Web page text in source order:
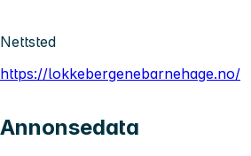
Nettsted
https://lokkebergenebarnehage.no/
Annonsedata